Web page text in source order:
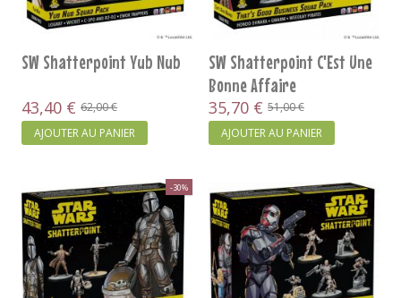
SW Shatterpoint Yub Nub
43,40 € 62,00 €
AJOUTER AU PANIER
SW Shatterpoint C'Est Une
Bonne Affaire
35,70 € 51,00 €
AJOUTER AU PANIER
-30%